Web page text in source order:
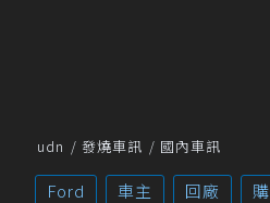
udn 發燒車訊 國內車訊
Ford 車主 回廠